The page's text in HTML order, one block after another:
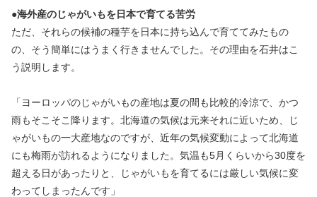
●海外産のじゃがいもを日本で育てる苦労
ただ、それらの候補の種芋を日本に持ち込んで育ててみたもの
の、そう簡単にはうまく行きませんでした。その理由を石井はこ
う説明します。
「ヨーロッパのじゃがいもの産地は夏の間も比較的冷涼で、かつ
雨もそこそこ降ります。北海道の気候は元来それに近いため、じ
ゃがいもの一大産地なのですが、近年の気候変動によって北海道
にも梅雨が訪れるようになりました。気温も5月くらいから30度を
超える日があったりと、じゃがいもを育てるには厳しい気候に変
わってしまったんです」